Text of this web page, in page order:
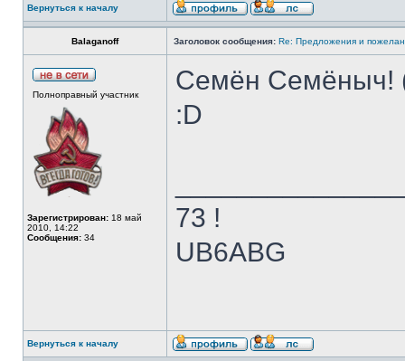
Вернуться к началу
Balaganoff Заголовок сообщения: Re: Предложения и
Полноправный участник
Зарегистрирован: 18 май
2010, 14:22
Сообщения: 34
Семён Семёныч!
:D
73 !
UB6ABG
Вернуться к началу